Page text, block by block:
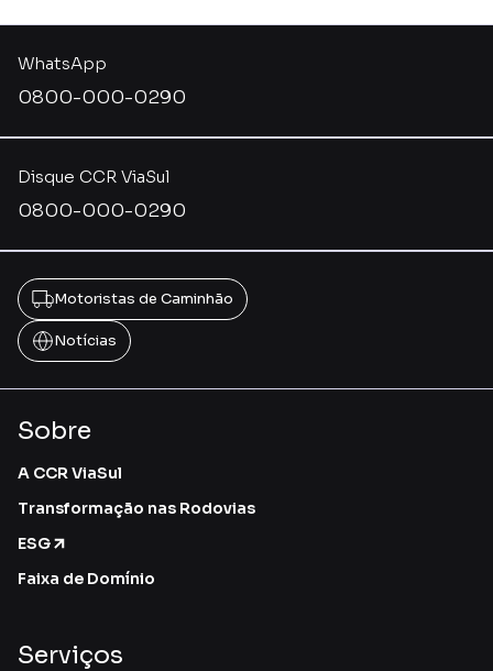
Disque CCR ViaSul
0800-000-0290
WhatsApp
0800-000-0290
Motoristas de Caminhão
Notícias
Sobre
A CCR ViaSul
Transformação nas Rodovias
ESG
Faixa de Domínio
Serviços